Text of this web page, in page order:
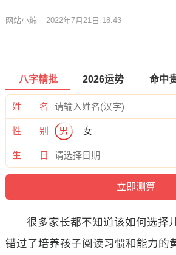
网站小编 2022年7月21日 18:43
八字精批 2026运势 命中
姓 名
性 别 男 女
生 日
很多家长都不知道该如何选择
错过了培养孩子阅读习惯和能力